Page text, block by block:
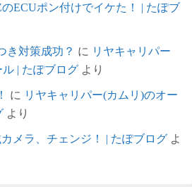
ECUポン付けでイケた！ | たぽブ
き対策成功？ に リヤキャリパー
| たぽブログ より
に リヤキャリパー(カムリ)のオー
より
メラ、チェンジ！ | たぽブログ よ